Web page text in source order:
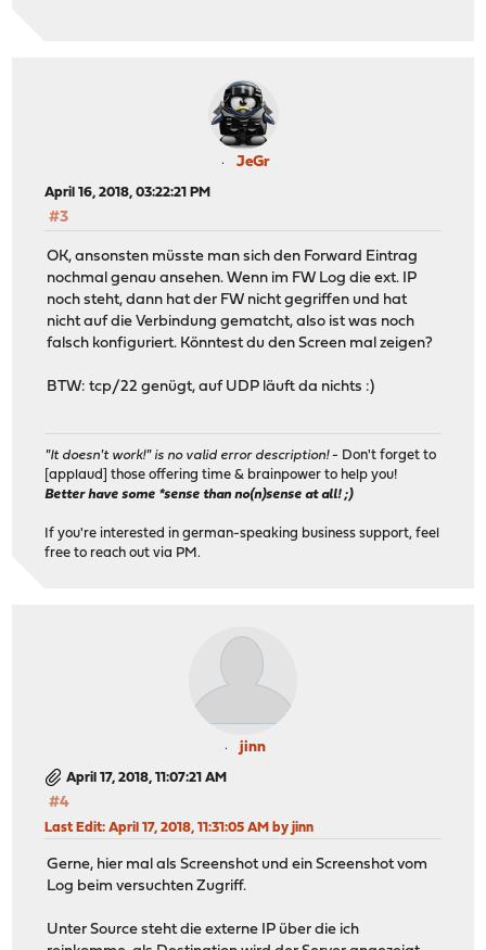
JeGr
April 16, 2018, 03:22:21 PM
#3
OK, ansonsten müsste man sich den Forward Eintrag
nochmal genau ansehen. Wenn im FW Log die ext. IP
noch steht, dann hat der FW nicht gegriffen und hat
nicht auf die Verbindung gematcht, also ist was noch
falsch konfiguriert. Könntest du den Screen mal zeigen?
BTW: tcp/22 genügt, auf UDP läuft da nichts :)
"It doesn't work!" is no valid error description!- Don't forget to
[applaud] those offering time & brainpower to help you!
Better have some *sense than no(n)sense at all! ;)
If you're interested in german-speaking business support, feel
free to reach out via PM.
jinn
April 17, 2018, 11:07:21 AM
#4
Last Edit: April 17, 2018, 11:31:05 AM by jinn
Gerne, hier mal als Screenshot und ein Screenshot vom
Log beim versuchten Zugriff.
Unter Source steht die externe IP über die ich